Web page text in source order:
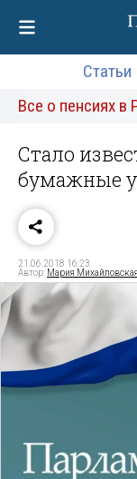
Статьи
Все о пенсиях в
Стало
бумажные
21.06.2018 16:23
Автор: Мария Михайловская